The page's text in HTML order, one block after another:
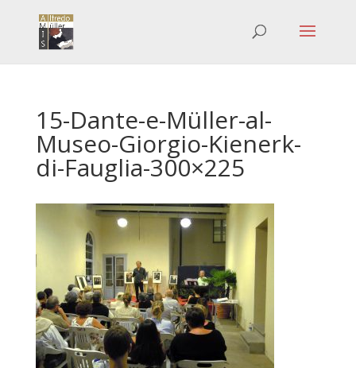
15-Dante-e-Müller-al-
Museo-Giorgio-Kienerk-
di-Fauglia-300×225